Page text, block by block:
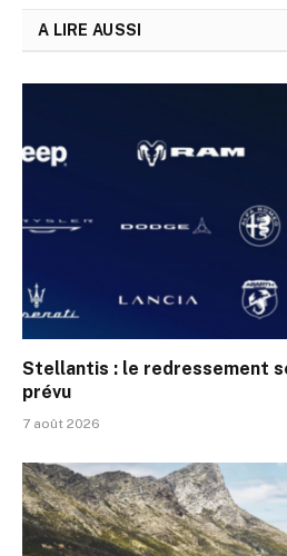
A LIRE AUSSI
Stellantis : le redressement
prévu
7 août 2026